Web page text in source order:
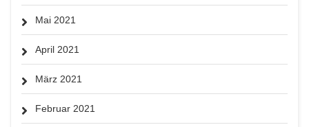
Mai 2021
April 2021
März 2021
Februar 2021